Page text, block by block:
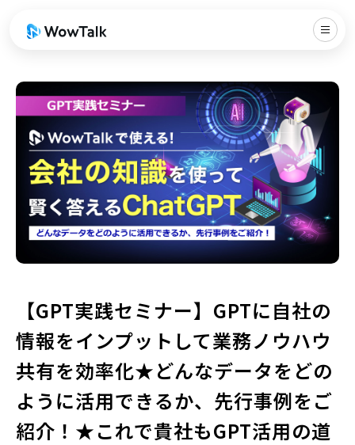
【GPT実践セミナー】GPTに自社の
情報をインプットして業務ノウハウ
共有を効率化★どんなデータをどの
ように活用できるか、先行事例をご
紹介！★これで貴社もGPT活用の道